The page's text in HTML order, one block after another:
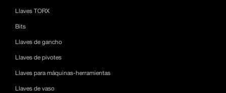
Llaves TORX
Bits
Llaves de gancho
Llaves de pivotes
Llaves para máquinas-herramientas
Llaves de vaso